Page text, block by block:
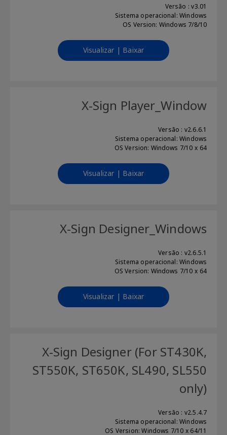
Versão : v3.01
Sistema operacional: Windows
OS Version: Windows 7/8/10
Visualizar | Baixar
X-Sign Player_Window
Versão : v2.6.6.1
Sistema operacional: Windows
OS Version: Windows 7/10 x 64
Visualizar | Baixar
X-Sign Designer_Windows
Versão : v2.6.5.1
Sistema operacional: Windows
OS Version: Windows 7/10 x 64
Visualizar | Baixar
X-Sign Designer (For ST430K,
ST550K, ST650K, SL490, SL550
only)
Versão : v2.5.4.7
Sistema operacional: Windows
OS Version: Windows 7/10 x 64/11